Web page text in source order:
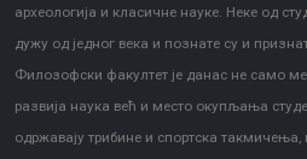
археологија и класичне науке. Неке од
дужу од једног века и познате су и
Филозофски факултет је данас не само
развија наука већ и место окупљања
одржавају трибине и спортска